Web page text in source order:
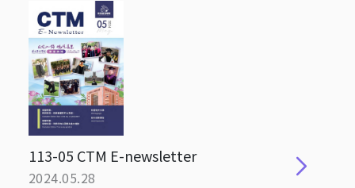
113-05 CTM E-newsletter
2024.05.28